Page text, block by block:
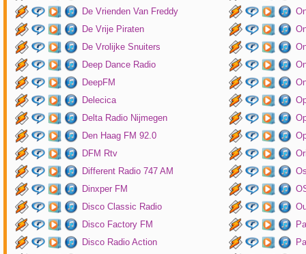
De Vrienden Van Freddy
De Vrije Piraten
De Vrolijke Snuiters
Deep Dance Radio
DeepFM
Delecica
Delta Radio Nijmegen
Den Haag FM 92.0
DFM Rtv
Different Radio 747 AM
Dinxper FM
Disco Classic Radio
Disco Factory FM
Disco Radio Action